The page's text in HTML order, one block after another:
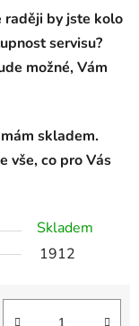
raději by jste kolo
servisu?
možné, Vám
skladem.
vše, co pro Vás
Skladem
1912